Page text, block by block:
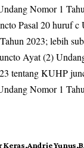
Nomor 1
Pasal 20 huruf c
2023; lebih
Ayat (2)
tentang KUHP
Nomor 1
Keras Andrie Yunus